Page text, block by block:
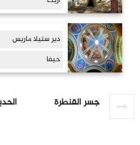
دير ستيلا ماريس
حيفا
جسر القنطرة